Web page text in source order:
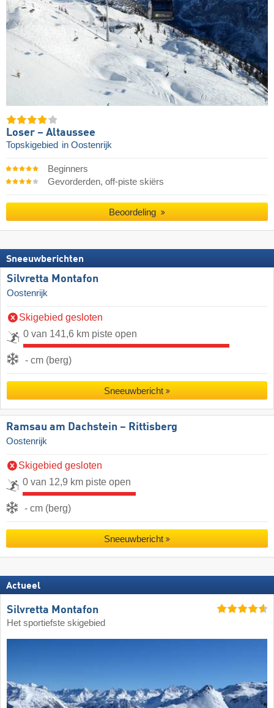
Loser – Altaussee
Topskigebied in Oostenrijk
Beginners
Gevorderden, off-piste skiërs
Beoordeling
Sneeuwberichten
Silvretta Montafon
Oostenrijk
Skigebied gesloten
0 van 141,6 km piste open
- cm (berg)
Sneeuwbericht
Ramsau am Dachstein – Rittisberg
Oostenrijk
Skigebied gesloten
0 van 12,9 km piste open
- cm (berg)
Sneeuwbericht
Actueel
Silvretta Montafon
Het sportiefste skigebied